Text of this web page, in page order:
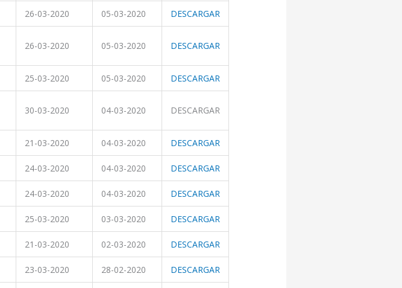
26-03-2020 05-03-2020 DESCARGAR
26-03-2020 05-03-2020 DESCARGAR
25-03-2020 05-03-2020 DESCARGAR
30-03-2020 04-03-2020 DESCARGAR
21-03-2020 04-03-2020 DESCARGAR
24-03-2020 04-03-2020 DESCARGAR
24-03-2020 04-03-2020 DESCARGAR
25-03-2020 03-03-2020 DESCARGAR
21-03-2020 02-03-2020 DESCARGAR
23-03-2020 28-02-2020 DESCARGAR